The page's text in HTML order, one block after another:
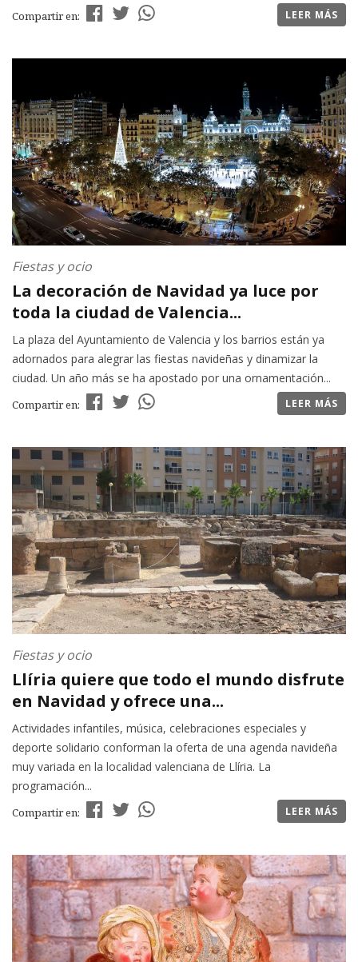
Compartir en: LEER MÁS
Fiestas y ocio
La decoración de Navidad ya luce por
toda la ciudad de Valencia...
La plaza del Ayuntamiento de Valencia y los barrios están ya
adornados para alegrar las fiestas navideñas y dinamizar la
ciudad. Un año más se ha apostado por una ornamentación...
Compartir en: LEER MÁS
Fiestas y ocio
Llíria quiere que todo el mundo disfrute
en Navidad y ofrece una...
Actividades infantiles, música, celebraciones especiales y
deporte solidario conforman la oferta de una agenda navideña
muy variada en la localidad valenciana de Llíria. La
programación...
Compartir en: LEER MÁS